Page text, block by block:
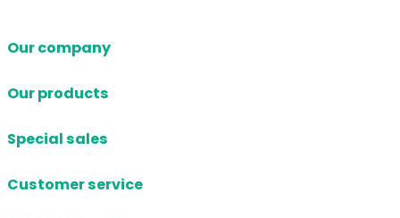
Our company
Our products
Special sales
Customer service